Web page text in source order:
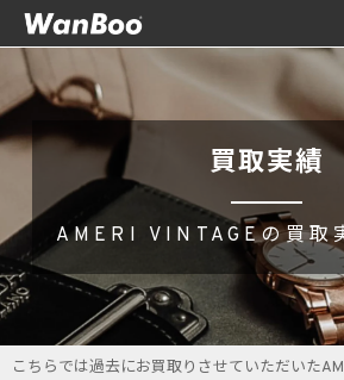
買取実績
AMERI VINTAGEの買取
こちらでは過去にお買取りさせていただいた